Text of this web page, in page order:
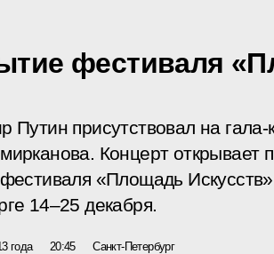
фестиваля
Путин присутствовал на
Концерт открывает
«Площадь
14–25 декабря.
года 20:45 Санкт-Петербург